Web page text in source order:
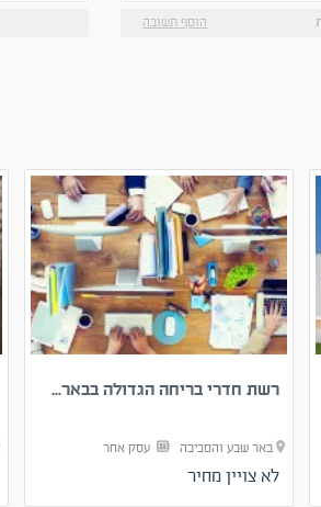
הוסף תשובה
רשת חדרי בריחה הגדולה בבאר...
באר שבע והסביבה עסק אחר
לא צויין מחיר